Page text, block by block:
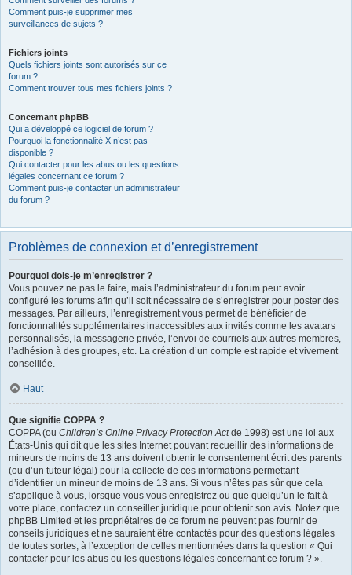
Comment puis-je supprimer mes
surveillances de sujets ?
Fichiers joints
Quels fichiers joints sont autorisés sur ce
forum ?
Comment trouver tous mes fichiers joints ?
Concernant phpBB
Qui a développé ce logiciel de forum ?
Pourquoi la fonctionnalité X n’est pas
disponible ?
Qui contacter pour les abus ou les questions
légales concernant ce forum ?
Comment puis-je contacter un administrateur
du forum ?
Problèmes de connexion et d’enregistrement
Pourquoi dois-je m’enregistrer ?
Vous pouvez ne pas le faire, mais l’administrateur du forum peut avoir
configuré les forums afin qu’il soit nécessaire de s’enregistrer pour poster des
messages. Par ailleurs, l’enregistrement vous permet de bénéficier de
fonctionnalités supplémentaires inaccessibles aux invités comme les avatars
personnalisés, la messagerie privée, l’envoi de courriels aux autres membres,
l’adhésion à des groupes, etc. La création d’un compte est rapide et vivement
conseillée.
Haut
Que signifie COPPA ?
COPPA (ou Children’s Online Privacy Protection Actde 1998) est une loi aux
États-Unis qui dit que les sites Internet pouvant recueillir des informations de
mineurs de moins de 13 ans doivent obtenir le consentement écrit des parents
(ou d’un tuteur légal) pour la collecte de ces informations permettant
d’identifier un mineur de moins de 13 ans. Si vous n’êtes pas sûr que cela
s’applique à vous, lorsque vous vous enregistrez ou que quelqu’un le fait à
votre place, contactez un conseiller juridique pour obtenir son avis. Notez que
phpBB Limited et les propriétaires de ce forum ne peuvent pas fournir de
conseils juridiques et ne sauraient être contactés pour des questions légales
de toutes sortes, à l’exception de celles mentionnées dans la question « Qui
contacter pour les abus ou les questions légales concernant ce forum ? ».